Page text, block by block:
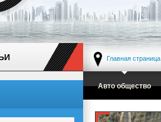
Авто общество
Главная страница